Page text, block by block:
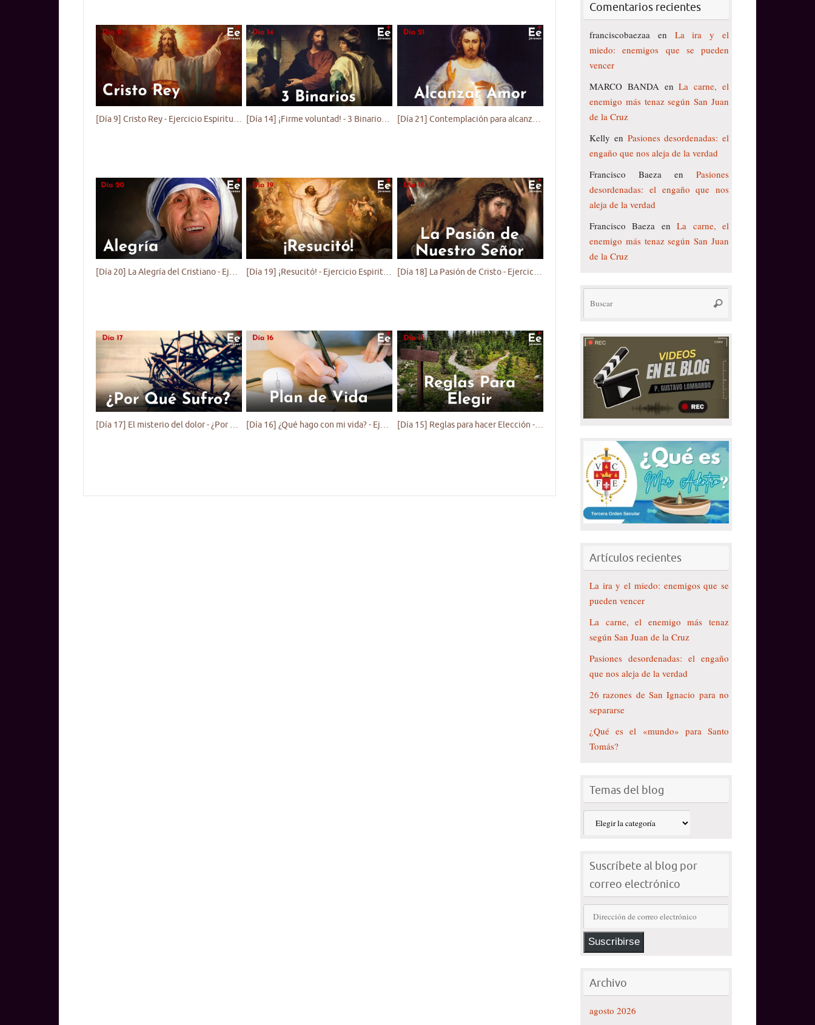
[Día 9] Cristo Rey - Ejercicio Espiritual para Jóvenes [Día 14] ¡Firme voluntad! - 3 Binarios - Ejercicio Espiritual para Jóvenes [Día 21] Contemplación para alcanzar amor - Ejercicio Espiritual para Jóvenes
[Día 20] La Alegría del Cristiano - Ejercicio Espiritual para Jóvenes [Día 19] ¡Resucitó! - Ejercicio Espiritual para Jóvenes [Día 18] La Pasión de Cristo - Ejercicio Espiritual para Jóvenes
[Día 17] El misterio del dolor - ¿Por qué sufro? - Ejercicio Espiritual para Jóvenes [Día 16] ¿Qué hago con mi vida? - Ejercicio Espiritual para Jóvenes [Día 15] Reglas para hacer Elección - Ejercicio Espiritual para Jóvenes
Comentarios recientes
franciscobaezaa en La ira y el
miedo: enemigos que se pueden
vencer
MARCO BANDAenLa carne, el
enemigo más tenaz según San Juan
de la Cruz
Kelly en Pasiones desordenadas: el
engaño que nos aleja de la verdad
Francisco Baeza en Pasiones
desordenadas: el engaño que nos
aleja de la verdad
Francisco Baeza enLa carne, el
enemigo más tenaz según San Juan
de la Cruz
Buscar
Artículos recientes
La ira y el miedo: enemigos que se
pueden vencer
La carne, el enemigo más tenaz
según San Juan de la Cruz
Pasiones desordenadas: el engaño
que nos aleja de la verdad
26 razones de San Ignacio para no
separarse
¿Qué es el «mundo» para Santo
Tomás?
Temas del blog
del
Suscríbete al blog por
correo electrónico
de
correo
electrónico
Suscribirse
Archivo
agosto 2026